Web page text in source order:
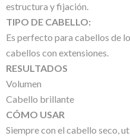
estructura y fijación.
TIPO DE CABELLO:
Es perfecto para cabellos de
cabellos con extensiones.
RESULTADOS
Volumen
Cabello brillante
CÓMO USAR
Siempre con el cabello seco,